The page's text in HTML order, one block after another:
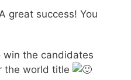
great success! You
win the candidates
the world title